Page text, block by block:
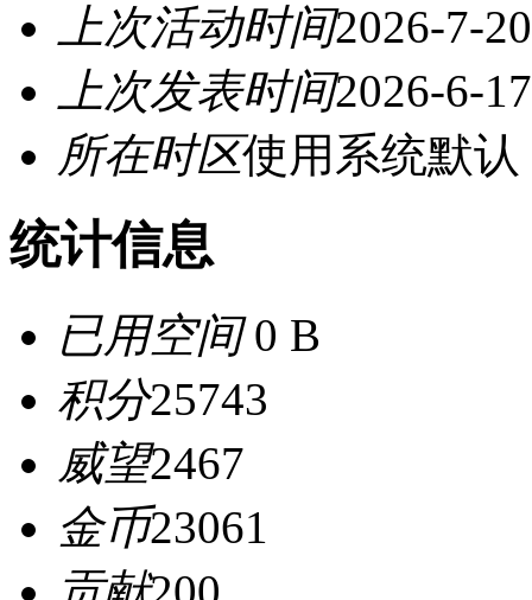
上次活动时间2026-7-
上次发表时间2026-6-
所在时区使用系统默认
统计信息
已用空间0 B
积分25743
威望2467
金币23061